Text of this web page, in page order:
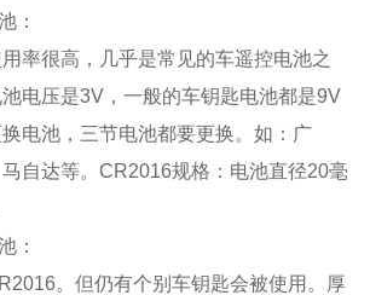
：
率很高，几乎是常见的车遥控电池之
电压是3V，一般的车钥匙电池都是9V
电池，三节电池都要更换。如：广
自达等。CR2016规格：电池直径20毫
：
。但仍有个别车钥匙会被使用。厚